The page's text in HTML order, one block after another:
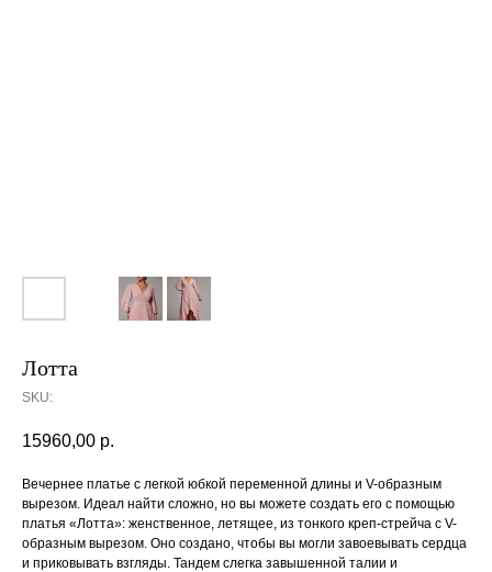
Лотта
SKU:
15960,00 р.
Вечернее платье с легкой юбкой переменной длины и V-образным
вырезом. Идеал найти сложно, но вы можете создать его с помощью
платья «Лотта»: женственное, летящее, из тонкого креп-стрейча с V-
образным вырезом. Оно создано, чтобы вы могли завоевывать сердца
и приковывать взгляды. Тандем слегка завышенной талии и